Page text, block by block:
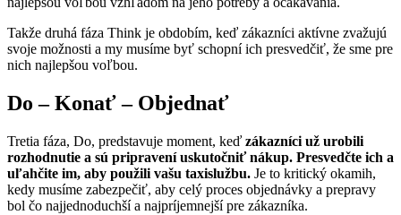
Takže druhá fáza Think je obdobím, keď zákazníci aktívne zvažujú
svoje možnosti a my musíme byť schopní ich presvedčiť, že sme pre
nich najlepšou voľbou.
Do – Konať – Objednať
Tretia fáza, Do, predstavuje moment, keď zákazníci už urobili
rozhodnutie a sú pripravení uskutočniť nákup. Presvedčte ich a
uľahčite im, aby použili vašu taxislužbu. Je to kritický okamih,
kedy musíme zabezpečiť, aby celý proces objednávky a prepravy
bol čo najjednoduchší a najpríjemnejší pre zákazníka.